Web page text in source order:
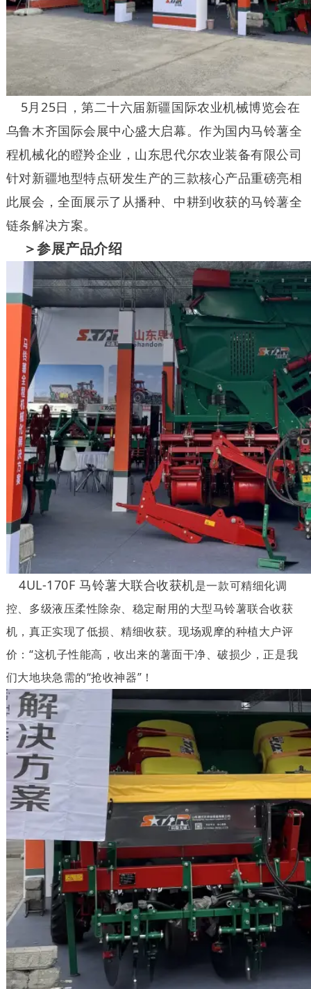
5月25日，第二十六届新疆国际农业机械博览会在
乌鲁木齐国际会展中心盛大启幕。作为国内马铃薯全
程机械化的瞪羚企业，山东思代尔农业装备有限公司
针对新疆地型特点研发生产的三款核心产品重磅亮相
此展会，全面展示了从播种、中耕到收获的马铃薯全
链条解决方案。
＞参展产品介绍
4UL-170F 马铃薯大联合收获机是一款可精细化调
控、多级液压柔性除杂、稳定耐用的大型马铃薯联合收获
机，真正实现了低损、精细收获。现场观摩的种植大户评
价：“这机子性能高，收出来的薯面干净、破损少，正是我
们大地块急需的“抢收神器”！